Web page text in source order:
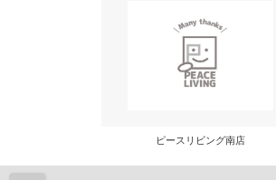
ピースリビング南店